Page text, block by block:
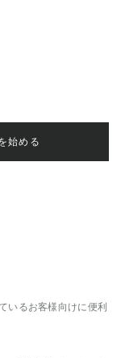
始める
いるお客様向けに便利